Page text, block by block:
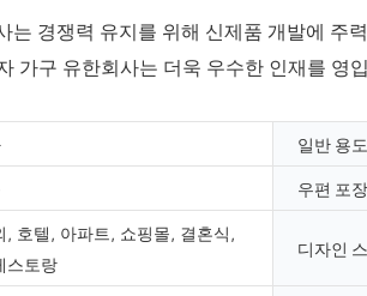
경쟁력 유지를 위해 신제품 개발에
가구 유한회사는 더욱 우수한 인재를
일반 용도
우편 포장
, 호텔, 아파트, 쇼핑몰, 결혼식,
스토랑
디자인